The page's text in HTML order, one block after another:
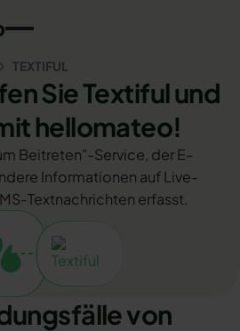
TEXTIFUL
Sie Textiful und
hellomateo!
Beitreten"-Service, der E-
Informationen auf Live-
Textnachrichten erfasst.
von